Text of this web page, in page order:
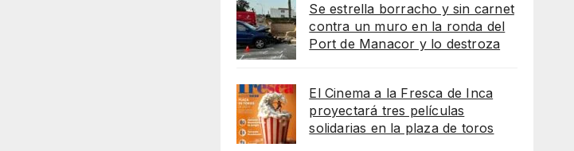
Se estrella borracho y sin carnet
contra un muro en la ronda del
Port de Manacor y lo destroza
El Cinema a la Fresca de Inca
proyectará tres películas
solidarias en la plaza de toros